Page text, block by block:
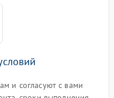
и согласуют с вами